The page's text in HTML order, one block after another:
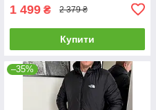
1 499 ₴ 2 379 ₴
Купити
–35%